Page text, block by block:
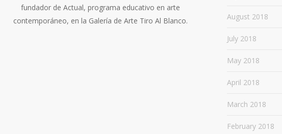
fundador de Actual, programa educativo en arte
contemporáneo, en la Galería de Arte Tiro Al Blanco.
August 2018
July 2018
May 2018
April 2018
March 2018
February 2018